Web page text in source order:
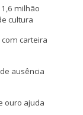
milhão
cultura
carteira
ausência
ouro ajuda